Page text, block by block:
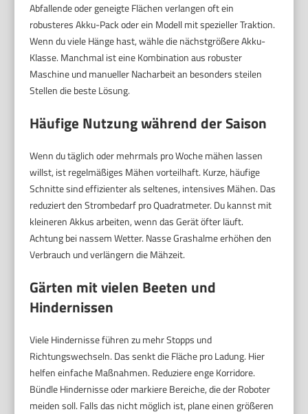
Abfallende oder geneigte Flächen verlangen oft ein
robusteres Akku-Pack oder ein Modell mit spezieller Traktion.
Wenn du viele Hänge hast, wähle die nächstgrößere Akku-
Klasse. Manchmal ist eine Kombination aus robuster
Maschine und manueller Nacharbeit an besonders steilen
Stellen die beste Lösung.
Häufige Nutzung während der Saison
Wenn du täglich oder mehrmals pro Woche mähen lassen
willst, ist regelmäßiges Mähen vorteilhaft. Kurze, häufige
Schnitte sind effizienter als seltenes, intensives Mähen. Das
reduziert den Strombedarf pro Quadratmeter. Du kannst mit
kleineren Akkus arbeiten, wenn das Gerät öfter läuft.
Achtung bei nassem Wetter. Nasse Grashalme erhöhen den
Verbrauch und verlängern die Mähzeit.
Gärten mit vielen Beeten und
Hindernissen
Viele Hindernisse führen zu mehr Stopps und
Richtungswechseln. Das senkt die Fläche pro Ladung. Hier
helfen einfache Maßnahmen. Reduziere enge Korridore.
Bündle Hindernisse oder markiere Bereiche, die der Roboter
meiden soll. Falls das nicht möglich ist, plane einen größeren